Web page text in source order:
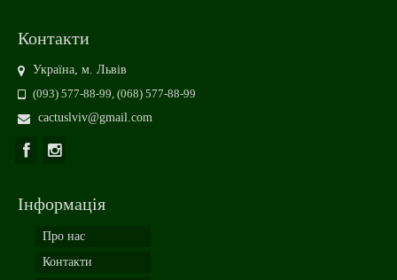
Контакти
Україна, м. Львів
(093) 577-88-99, (068) 577-88-99
cactuslviv@gmail.com
Інформація
Про нас
Контакти